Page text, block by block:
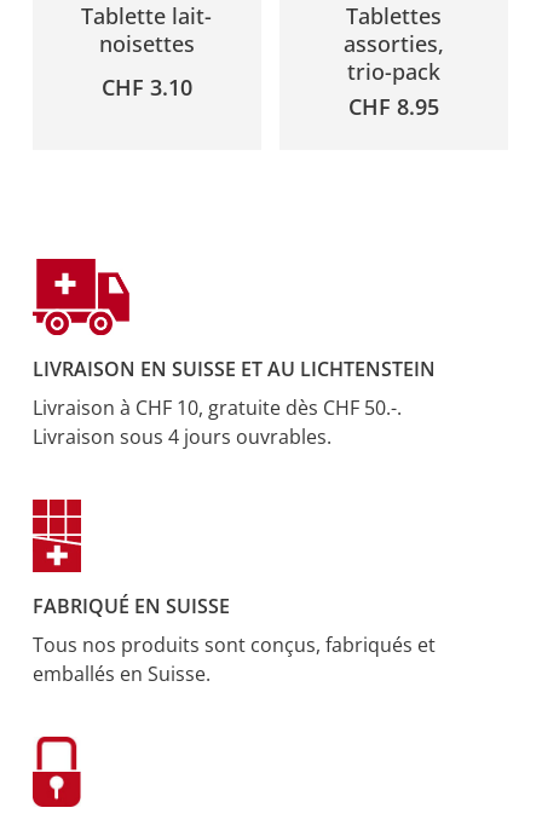
Tablette lait-
noisettes
CHF 3.10
Tablettes
assorties,
trio-pack
CHF 8.95
LIVRAISON EN SUISSE ET AU LICHTENSTEIN
Livraison à CHF 10, gratuite dès CHF 50.-.
Livraison sous 4 jours ouvrables.
FABRIQUÉ EN SUISSE
Tous nos produits sont conçus, fabriqués et
emballés en Suisse.